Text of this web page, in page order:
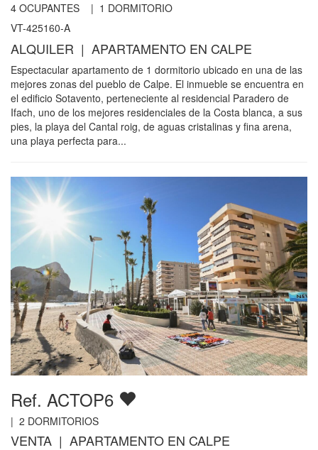
4 OCUPANTES | 1 DORMITORIO
VT-425160-A
ALQUILER | APARTAMENTO EN CALPE
Espectacular apartamento de 1 dormitorio ubicado en una de las
mejores zonas del pueblo de Calpe. El inmueble se encuentra en
el edificio Sotavento, perteneciente al residencial Paradero de
Ifach, uno de los mejores residenciales de la Costa blanca, a sus
pies, la playa del Cantal roig, de aguas cristalinas y fina arena,
una playa perfecta para...
Ref. ACTOP6
| 2 DORMITORIOS
VENTA | APARTAMENTO EN CALPE